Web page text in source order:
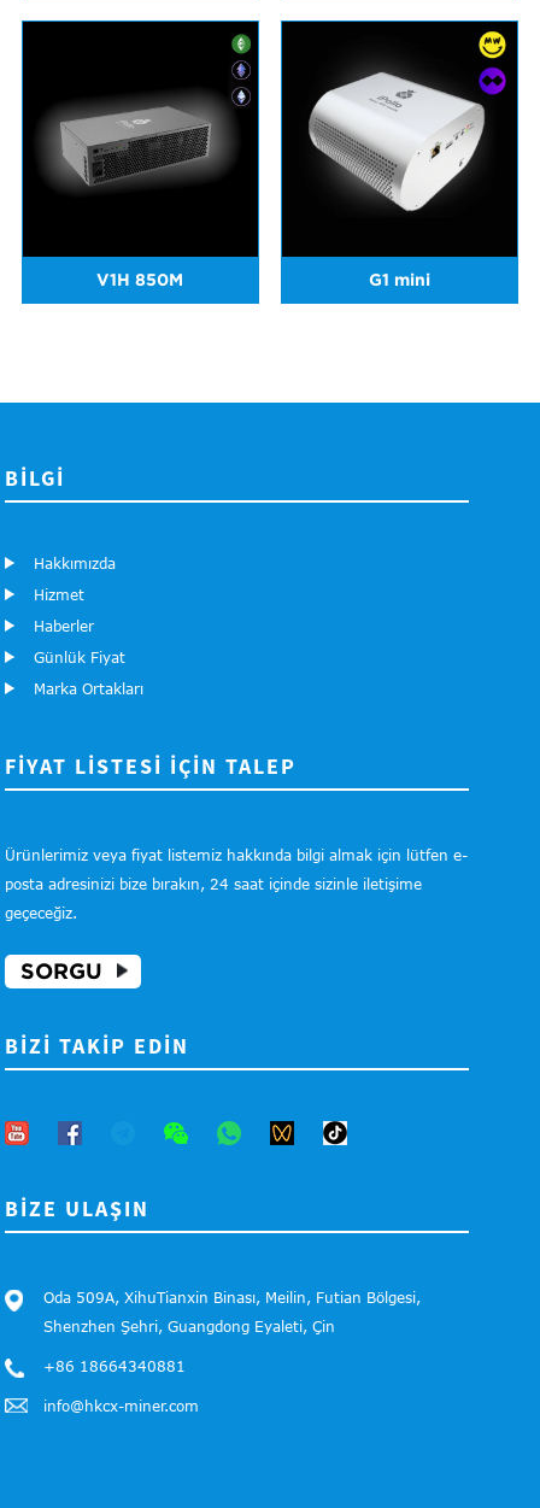
V1H 850M G1 mini
BILGI
Hakkımızda
Hizmet
Haberler
Günlük Fiyat
Marka Ortakları
FİYAT LİSTESİ İÇİN TALEP
Ürünlerimiz veya fiyat listemiz hakkında bilgi almak için lütfen e-
posta adresinizi bize bırakın, 24 saat içinde sizinle iletişime
geçeceğiz.
SORGU
BIZI TAKIP EDIN
BIZE ULAŞIN
Oda 509A, XihuTianxin Binası, Meilin, Futian Bölgesi,
Shenzhen Şehri, Guangdong Eyaleti, Çin
+86 18664340881
info@hkcx-miner.com